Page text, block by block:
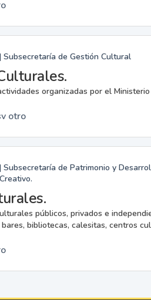
de Gestión Cultural
organizadas por el
otro
de Patrimonio y
públicos, privados e
bibliotecas, calesitas, centros